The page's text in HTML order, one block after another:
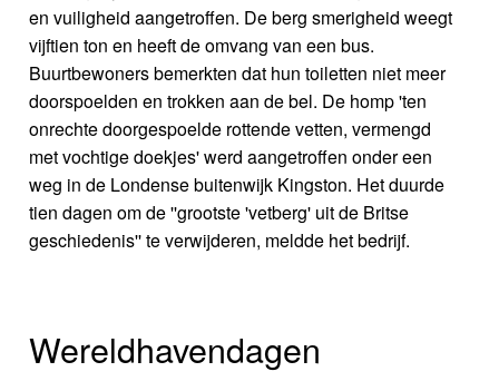
en vuiligheid aangetroffen. De berg smerigheid weegt
vijftien ton en heeft de omvang van een bus.
Buurtbewoners bemerkten dat hun toiletten niet meer
doorspoelden en trokken aan de bel. De homp 'ten
onrechte doorgespoelde rottende vetten, vermengd
met vochtige doekjes' werd aangetroffen onder een
weg in de Londense buitenwijk Kingston. Het duurde
tien dagen om de ''grootste 'vetberg' uit de Britse
geschiedenis'' te verwijderen, meldde het bedrijf.
Wereldhavendagen